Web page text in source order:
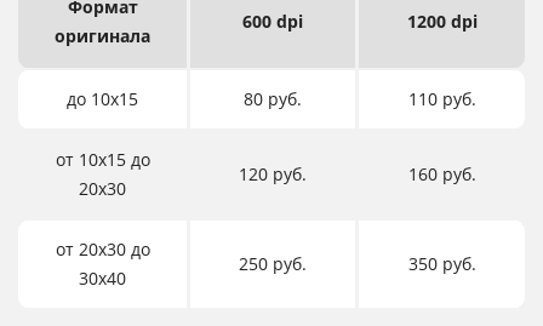
Формат
оригинала
600 dpi 1200 dpi
до 10х15 80 руб. 110 руб.
от 10х15 до
20х30
120 руб. 160 руб.
от 20х30 до
30х40
250 руб. 350 руб.